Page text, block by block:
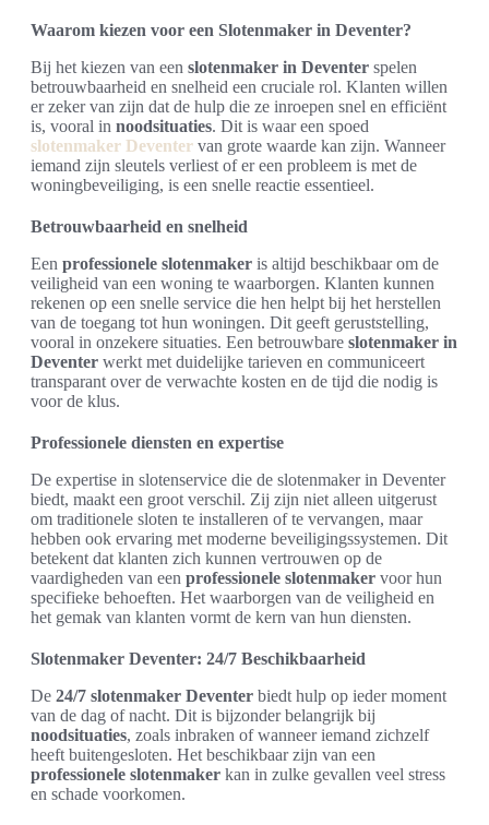
Waarom kiezen voor een Slotenmaker in Deventer?
Bij het kiezen van een slotenmaker in Deventer spelen
betrouwbaarheid en snelheid een cruciale rol. Klanten willen
er zeker van zijn dat de hulp die ze inroepen snel en efficiënt
is, vooral in noodsituaties. Dit is waar een spoed
slotenmaker Deventer van grote waarde kan zijn. Wanneer
iemand zijn sleutels verliest of er een probleem is met de
woningbeveiliging, is een snelle reactie essentieel.
Betrouwbaarheid en snelheid
Een professionele slotenmaker is altijd beschikbaar om de
veiligheid van een woning te waarborgen. Klanten kunnen
rekenen op een snelle service die hen helpt bij het herstellen
van de toegang tot hun woningen. Dit geeft geruststelling,
vooral in onzekere situaties. Een betrouwbare slotenmaker in
Deventer werkt met duidelijke tarieven en communiceert
transparant over de verwachte kosten en de tijd die nodig is
voor de klus.
Professionele diensten en expertise
De expertise in slotenservice die de slotenmaker in Deventer
biedt, maakt een groot verschil. Zij zijn niet alleen uitgerust
om traditionele sloten te installeren of te vervangen, maar
hebben ook ervaring met moderne beveiligingssystemen. Dit
betekent dat klanten zich kunnen vertrouwen op de
vaardigheden van een professionele slotenmaker voor hun
specifieke behoeften. Het waarborgen van de veiligheid en
het gemak van klanten vormt de kern van hun diensten.
Slotenmaker Deventer: 24/7 Beschikbaarheid
De 24/7 slotenmaker Deventer biedt hulp op ieder moment
van de dag of nacht. Dit is bijzonder belangrijk bij
noodsituaties, zoals inbraken of wanneer iemand zichzelf
heeft buitengesloten. Het beschikbaar zijn van een
professionele slotenmaker kan in zulke gevallen veel stress
en schade voorkomen.